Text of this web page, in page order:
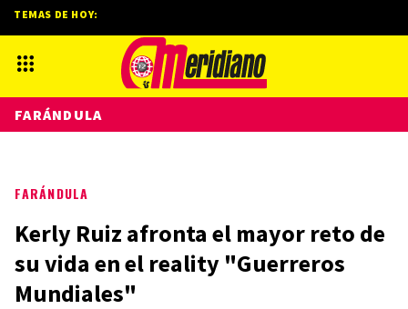
FARÁNDULA
Kerly Ruiz afronta el mayor reto de
su vida en el reality "Guerreros
Mundiales"
TEMAS DE HOY:
FARÁNDULA